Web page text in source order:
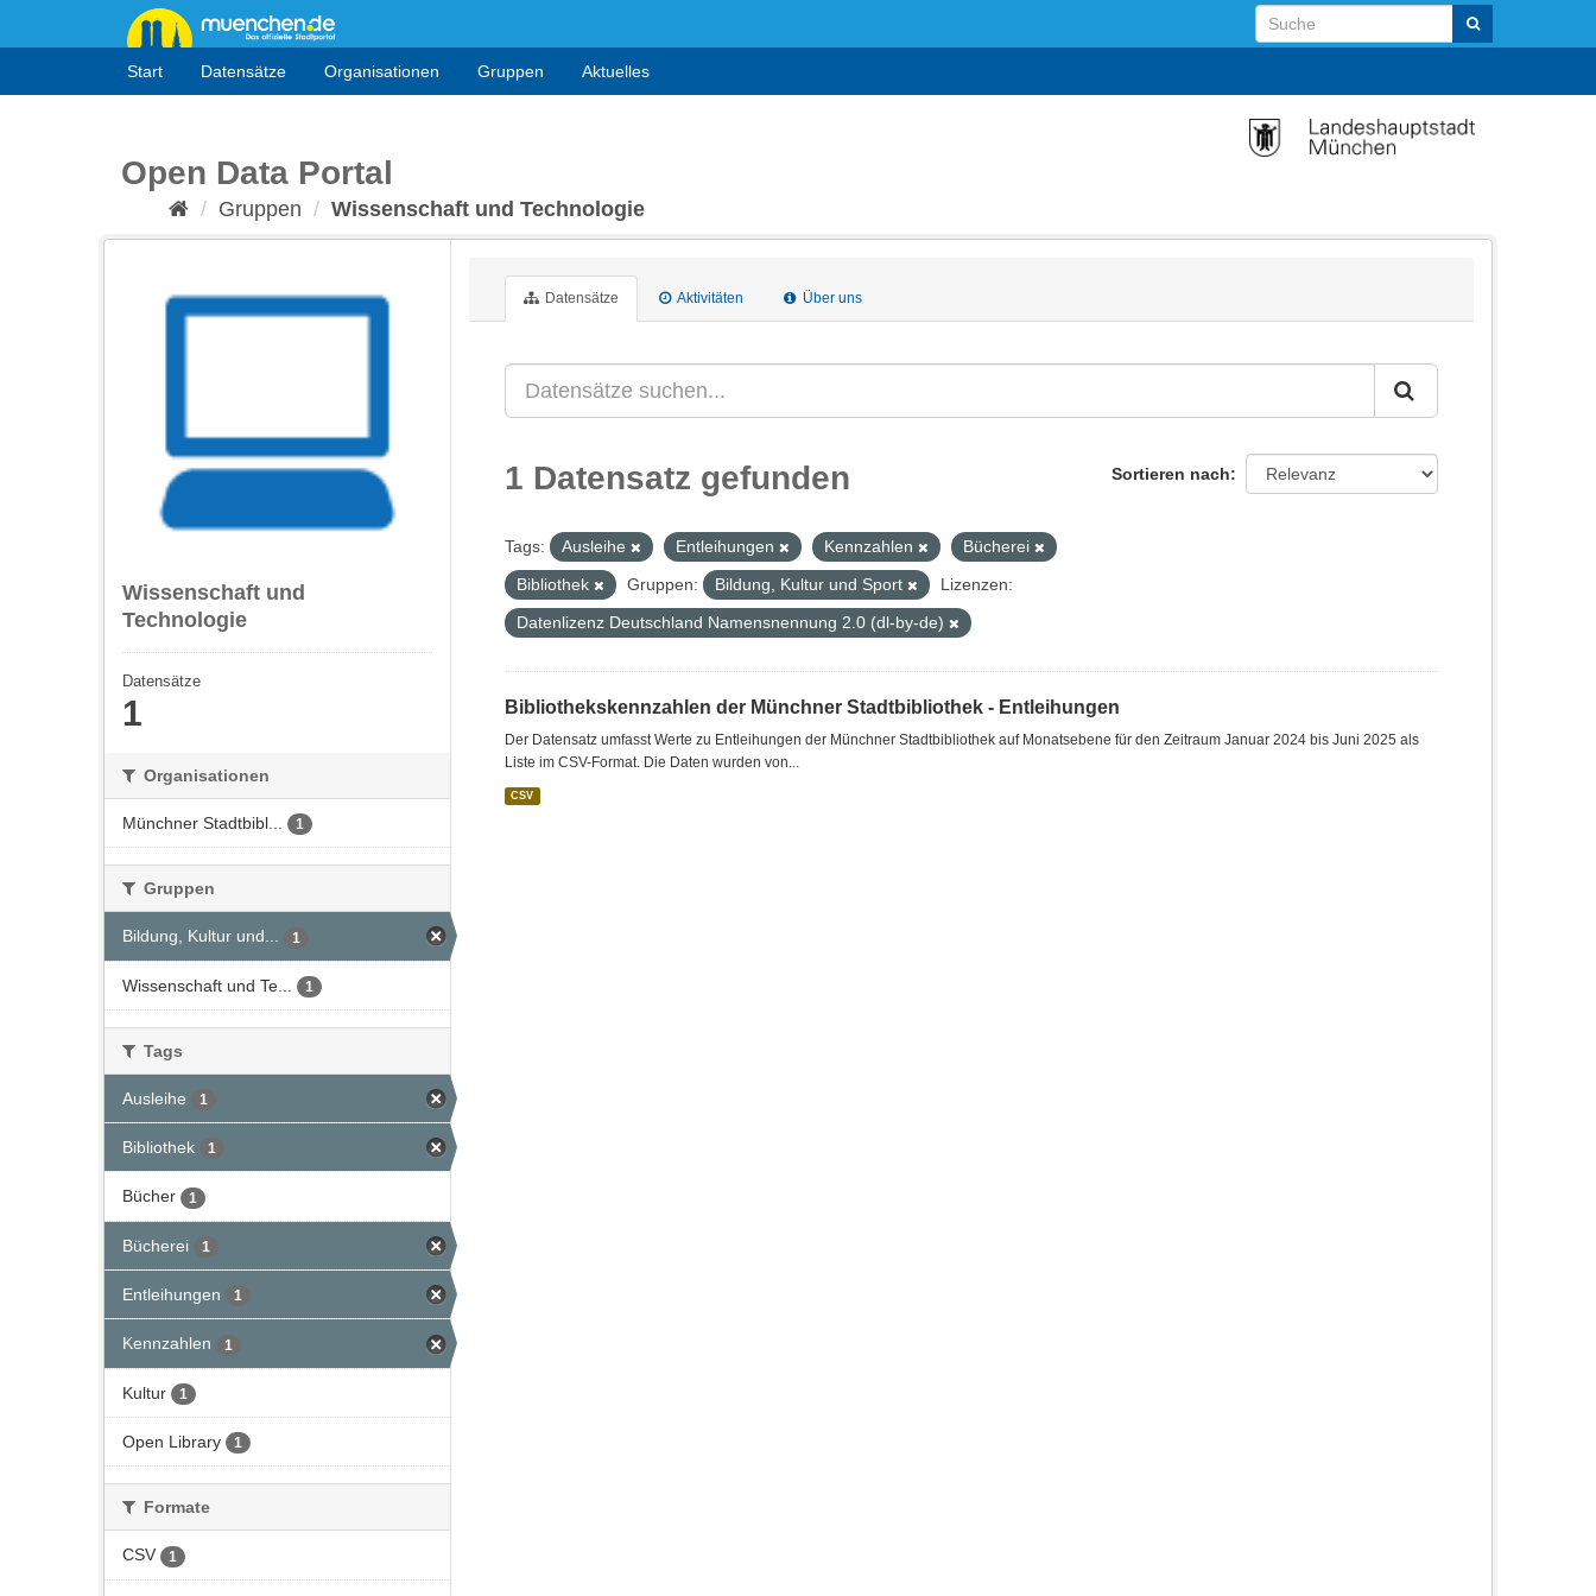
Start Datensätze Organisationen Gruppen Aktuelles
Open Data Portal
Gruppen Wissenschaft und Technologie
Wissenschaft und
Technologie
Datensätze
1
Organisationen
Münchner Stadtbibl... 1
Gruppen
Bildung, Kultur und... 1
Wissenschaft und Te... 1
Tags
Ausleihe 1
Bibliothek 1
Bücher 1
Bücherei 1
Entleihungen 1
Kennzahlen 1
Kultur 1
Open Library 1
Formate
CSV 1
Datensätze Aktivitäten Über uns
Sortieren nach
1 Datensatz gefunden
Tags: Ausleihe Entleihungen Kennzahlen
Bücherei
Bibliothek
Gruppen: Bildung, Kultur und Sport
Lizenzen:
Datenlizenz Deutschland Namensnennung 2.0 (dl-by-de)
Bibliothekskennzahlen der Münchner Stadtbibliothek - Entleihungen
Der Datensatz umfasst Werte zu Entleihungen der Münchner Stadtbibliothek auf Monatsebene für den Zeitraum Januar 2024 bis Juni 2025 als
Liste im CSV-Format. Die Daten wurden von...
CSV